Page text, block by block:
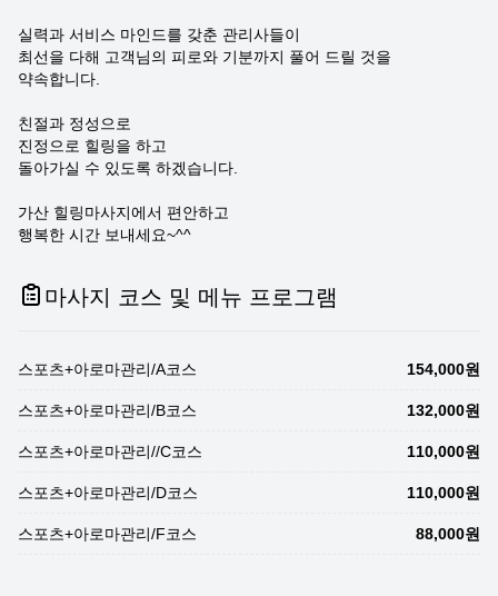
실력과 서비스 마인드를 갖춘 관리사들이
최선을 다해 고객님의 피로와 기분까지 풀어 드릴 것을
약속합니다.
친절과 정성으로
진정으로 힐링을 하고
돌아가실 수 있도록 하겠습니다.
가산 힐링마사지에서 편안하고
행복한 시간 보내세요~^^
마사지 코스 및 메뉴 프로그램
스포츠+아로마관리/A코스 154,000원
스포츠+아로마관리/B코스 132,000원
스포츠+아로마관리//C코스 110,000원
스포츠+아로마관리/D코스 110,000원
스포츠+아로마관리/F코스 88,000원